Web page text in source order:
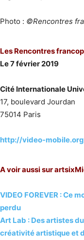
Photo : ©Rencontres
Les Rencontres
Le 7 février 2019
Cité Internationale
17, boulevard Jourdan
75014 Paris
http://video-
A voir aussi sur
VIDEO FOREVER : Ce
perdu
Art Lab : Des artistes
créativité artistique et